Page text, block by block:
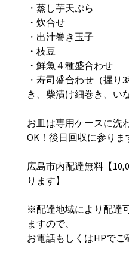
・蒸し芋天ぷら
・炊合せ
・出汁巻き玉子
・枝豆
・鮮魚４種盛合わせ
・寿司盛合わせ（握り
き、柴漬け細巻き、い
お皿は専用ケースに洗
OK ！後日回収に参りま
広島市内配達無料【
ります】
※配達地域により配達
ますので、
お電話もしくはHPでご